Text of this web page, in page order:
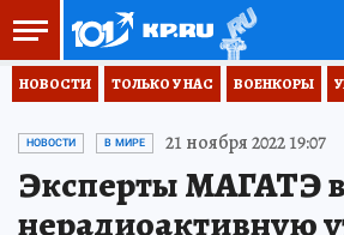
НОВОСТИ ТОЛЬКО У НАС ВОЕНКОРЫ
НОВОСТИ В МИРЕ 21 ноября 2022 19:07
Эксперты МАГАТЭ
нерадиоактивную